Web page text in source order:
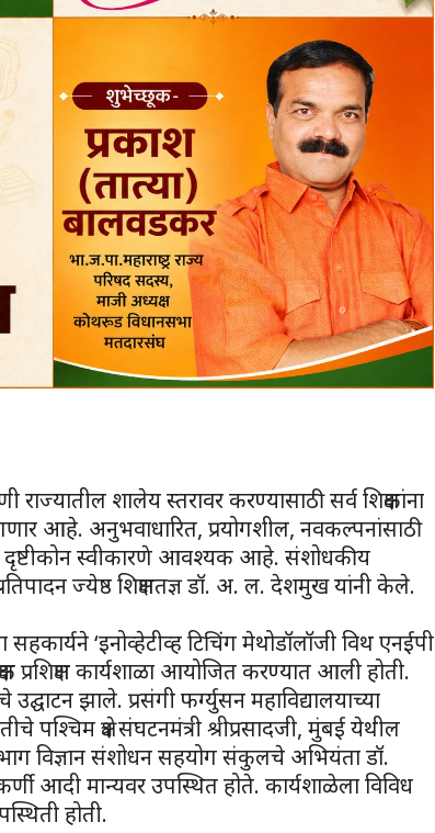
शालेय स्तरावर करण्यासाठी सर्व शिक्षकांना
आहे. अनुभवाधारित, प्रयोगशील, नवकल्पनांसाठी
दृष्टीकोन स्वीकारणे आवश्यक आहे. संशोधकीय
ज्येष्ठ शिक्षणतज्ञ डॉ. अ. ल. देशमुख यांनी केले.
‘इनोव्हेटीव्ह टिचिंग मेथोडॉलॉजी विथ एनईपी
प्रशिक्षण कार्यशाळा आयोजित करण्यात आली होती.
झाले. प्रसंगी फर्ग्युसन महाविद्यालयाच्या
पश्चिम क्षेत्र संघटनमंत्री श्रीप्रसादजी, मुंबई येथील
विज्ञान संशोधन सहयोग संकुलचे अभियंता डॉ.
आदी मान्यवर उपस्थित होते. कार्यशाळेला विविध
होती.